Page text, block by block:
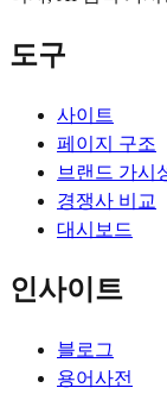
도구
사이트
페이지 구조
브랜드 가시
경쟁사 비교
대시보드
인사이트
블로그
용어사전